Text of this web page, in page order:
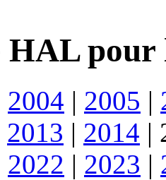
HAL pour
2004 | 2005 |
2013 | 2014 |
2022 | 2023 |